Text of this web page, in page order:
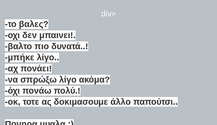
div>
-το βαλες?
-οχι δεν μπαινει!.
-βαλτο πιο δυνατά..!
-μπήκε λίγο..
-αχ πονάει!
-να σπρώξω λίγο ακόμα?
-όχι πονάω πολύ.!
-οκ, τοτε ας δοκιμασουμε άλλο παπούτσι..